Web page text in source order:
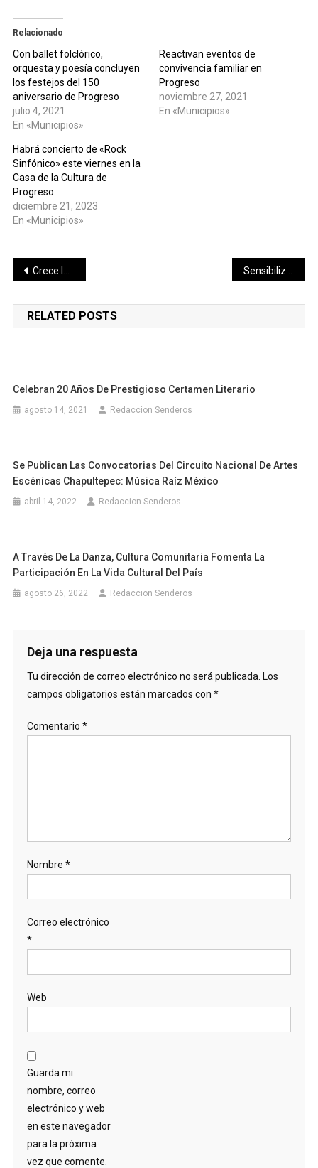
Relacionado
Con ballet folclórico,
orquesta y poesía concluyen
los festejos del 150
aniversario de Progreso
julio 4, 2021
En «Municipios»
Reactivan eventos de
convivencia familiar en
Progreso
noviembre 27, 2021
En «Municipios»
Habrá concierto de «Rock
Sinfónico» este viernes en la
Casa de la Cultura de
Progreso
diciembre 21, 2023
En «Municipios»
Navegación
de
entradas
Crece la atención a la niñez de las comisarías meridanas
RELATED POSTS
Celebran 20 Años De Prestigioso Certamen Literario
agosto 14, 2021 Redaccion Senderos
Se Publican Las Convocatorias Del Circuito Nacional De Artes
Escénicas Chapultepec: Música Raíz México
abril 14, 2022 Redaccion Senderos
A Través De La Danza, Cultura Comunitaria Fomenta La
Participación En La Vida Cultural Del País
agosto 26, 2022 Redaccion Senderos
Deja una respuesta
Tu dirección de correo electrónico no será publicada. Los
campos obligatorios están marcados con *
Comentario *
Nombre *
Correo electrónico
*
Web
Guarda mi
nombre, correo
electrónico y web
en este navegador
para la próxima
vez que comente.